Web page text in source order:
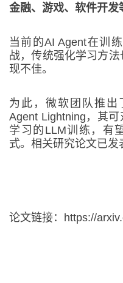
金融、游戏、软件开发
当前的AI Agent在训
战，传统强化学习方
现不佳。
为此，微软团队推出
Agent Lightning，其
学习的LLM训练，有
式。相关研究论文已发
论文链接：https://